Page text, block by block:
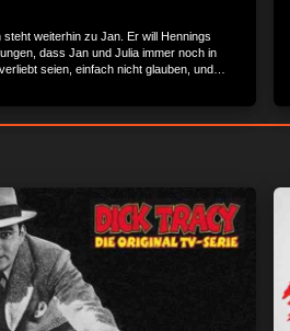
steht weiterhin zu Jan. Er will Hennings
dass Jan und Julia immer noch in
seien, einfach nicht glauben, und